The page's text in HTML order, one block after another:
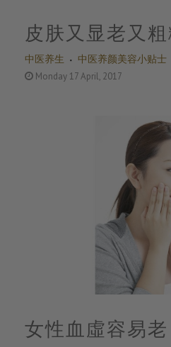
中医养生 中医养颜美容小贴士
皮肤又显老又粗
比护肤品都有效
Monday 17 April, 2017
女性血虛容易老